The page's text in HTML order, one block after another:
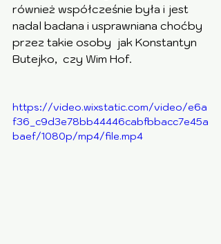
również współcześnie była i jest
nadal badana i usprawniana choćby
przez takie osoby  jak Konstantyn
Butejko,  czy Wim Hof.
https://video.wixstatic.com/video/e6a
f36_c9d3e78bb44446cabfbbacc7e45a
baef/1080p/mp4/file.mp4